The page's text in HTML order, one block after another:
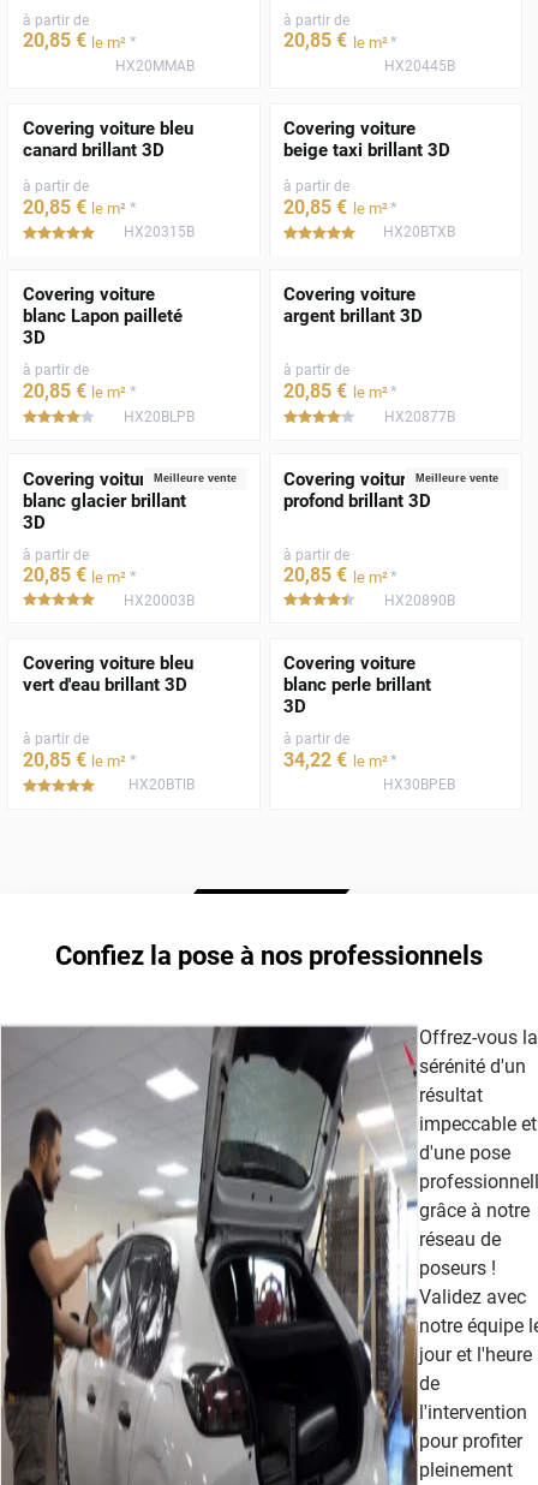
à partir de
20,85 € le m² *
HX20MMAB
à partir de
20,85 € le m²*
HX20445B
Covering voiture bleu
canard brillant 3D
à partir de
20,85 € le m² *
*****HX20315B
Covering voiture
beige taxi brillant 3D
à partir de
20,85 € le m²*
*****HX20BTXB
Covering voiture
blanc Lapon pailleté
3D
à partir de
20,85 € le m² *
***** HX20BLPB
Covering voiture
argent brillant 3D
à partir de
20,85 € le m²*
***** HX20877B
Meilleure vente
Covering voiture
blanc glacier brillant
3D
à partir de
20,85 € le m² *
*****HX20003B
Meilleure vente
Covering voiture noir
profond brillant 3D
à partir de
20,85 € le m²*
***** HX20890B
Covering voiture bleu
vert d'eau brillant 3D
à partir de
20,85 € le m² *
*****HX20BTIB
Covering voiture
blanc perle brillant
3D
à partir de
34,22 € le m²*
HX30BPEB
Confiez la pose à nos professionnels
Offrez-vous la
sérénité d'un
résultat
impeccable et
d'une pose
grâce à notre
réseau de
poseurs !
Validez avec
notre équipe
jour et l'heure
de
l'intervention
pour profiter
pleinement